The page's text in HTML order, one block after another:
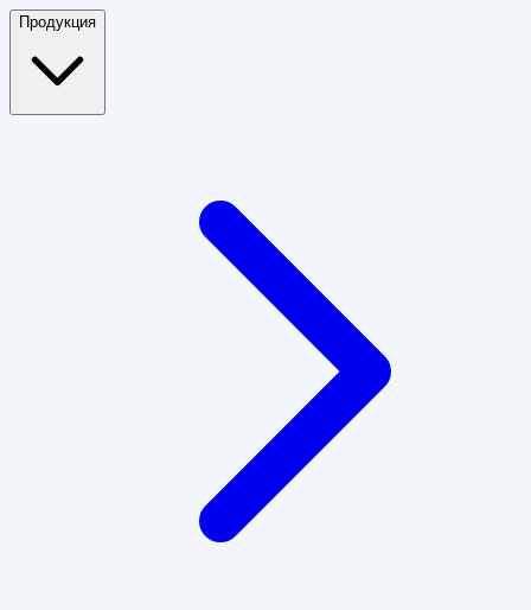
Продукция